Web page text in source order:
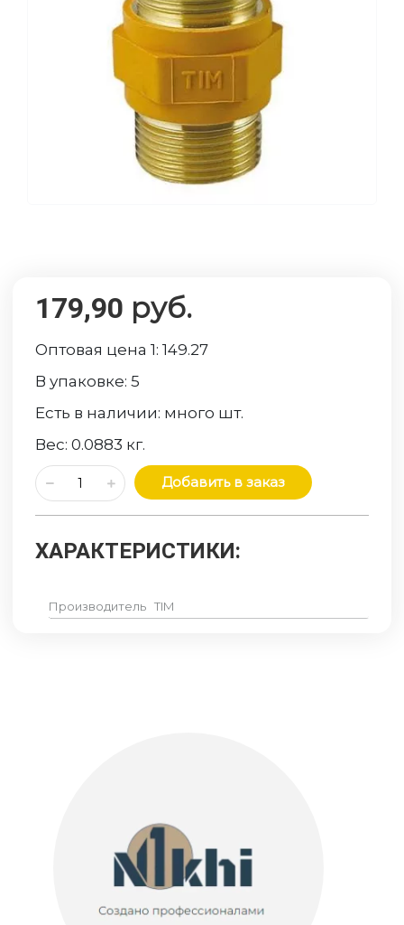
179,90 руб.
Оптовая цена 1:149.27
В упаковке:5
Есть в наличии: много шт.
Вес:0.0883 кг.
Добавить в заказ
ХАРАКТЕРИСТИКИ:
Производитель TIM